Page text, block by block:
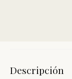
Descripción